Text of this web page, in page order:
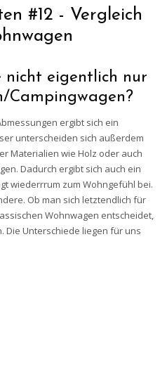
#12 - Vergleich
nicht eigentlich nur
Campingwagen?
ergibt sich ein
unterscheiden sich außerdem
Materialien wie Holz oder auch
Dadurch ergibt sich auch ein
wiederrrum zum Wohngefühl bei.
Ob man sich letztendlich für
Wohnwagen entscheidet,
Die Unterschiede liegen für uns